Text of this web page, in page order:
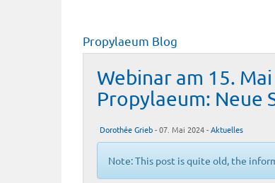
Propylaeum Blog
Webinar am 15.
Propylaeum: Neue
Dorothée Grieb- 07. Mai 2024 -Aktuelles
Note: This post is quite old, the